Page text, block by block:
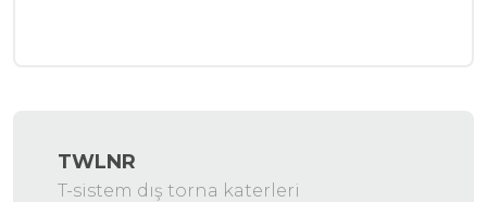
TWLNR
T-sistem dış torna katerleri